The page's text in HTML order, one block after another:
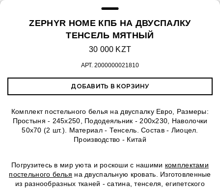
ZEPHYR HOME КПБ НА ДВУСПАЛКУ
ТЕНСЕЛЬ МЯТНЫЙ
30 000 KZT
АРТ. 2000000021810
ДОБАВИТЬ В КОРЗИНУ
Комплект постельного белья на двуспалку Евро, Размеры:
Простыня - 245х250, Пододеяльник - 200х230, Наволочки
50х70 (2 шт.). Материал - Тенсель. Состав - Лиоцел.
Производство - Китай
Погрузитесь в мир уюта и роскоши с нашими комплектами
постельного белья на двуспальную кровать. Изготовленные
из разнообразных тканей - сатина, тенселя, египетского